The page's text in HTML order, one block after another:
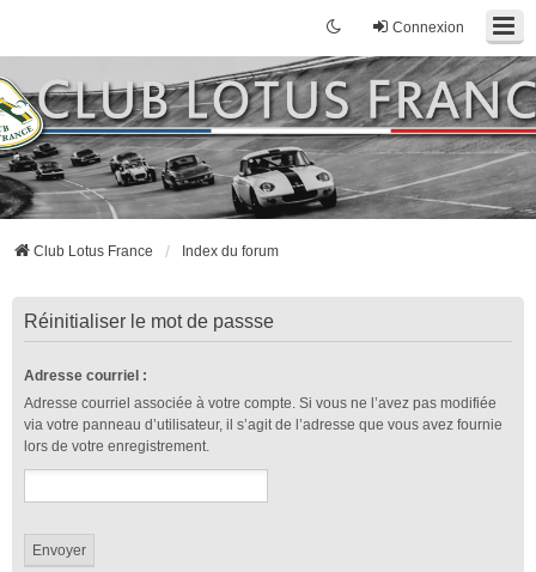
Connexion
Club Lotus France Index du forum
Réinitialiser le mot de passse
Adresse courriel :
Adresse courriel associée à votre compte. Si vous ne l’avez pas modifiée
via votre panneau d’utilisateur, il s’agit de l’adresse que vous avez fournie
lors de votre enregistrement.